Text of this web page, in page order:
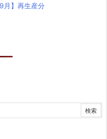
月】再生産分